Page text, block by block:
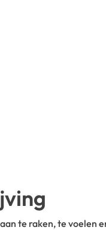
te raken, te voelen